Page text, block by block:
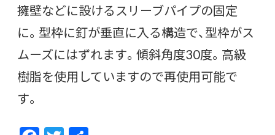
擁壁などに設けるスリーブパイプの固定
に。型枠に釘が垂直に入る構造で、型枠がス
ムーズにはずれます。傾斜角度30度。高級
樹脂を使用していますので再使用可能で
す。